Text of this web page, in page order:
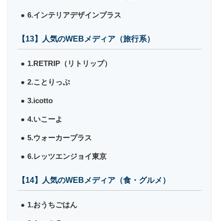
6.インテリアデザインプラス
【13】人気のWEBメディア（旅行系）
1.RETRIP（リトリップ）
2.ことりっぷ
3.icotto
4.いこーよ
5.ウォーカープラス
6.レッツエンジョイ東京
【14】人気のWEBメディア（食・グルメ）
1.おうちごはん